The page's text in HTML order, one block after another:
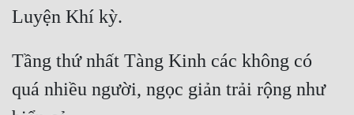
Tầng thứ nhất Tàng Kinh các không có
quá nhiều người, ngọc giản trải rộng như